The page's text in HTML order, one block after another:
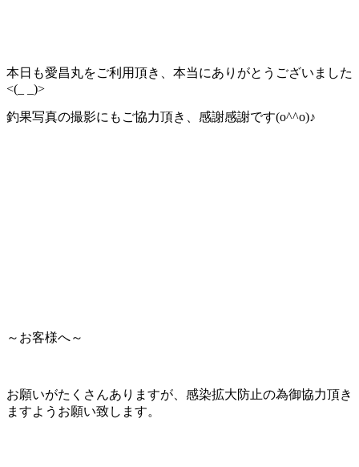
本日も愛昌丸をご利用頂き、本当にありがとうございました
<(_ _)>
釣果写真の撮影にもご協力頂き、感謝感謝です(o^^o)♪
～お客様へ～
お願いがたくさんありますが、感染拡大防止の為御協力頂き
ますようお願い致します。